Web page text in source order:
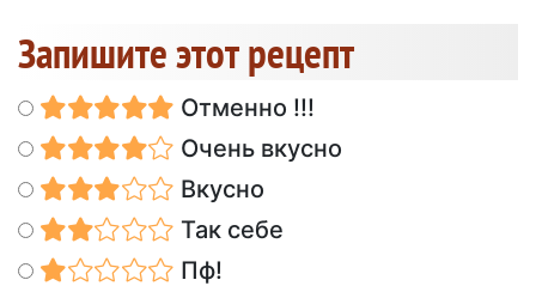
Запишите этот рецепт
Отменно !!!
Очень вкусно
Вкусно
Так себе
Пф!